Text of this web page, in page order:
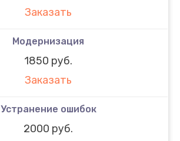
Заказать
Модернизация
1850 руб.
Заказать
Устранение ошибок
2000 руб.